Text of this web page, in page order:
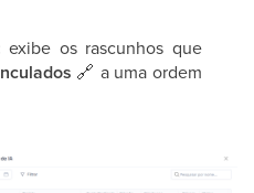
exibe os rascunhos que
🔗 a uma ordem